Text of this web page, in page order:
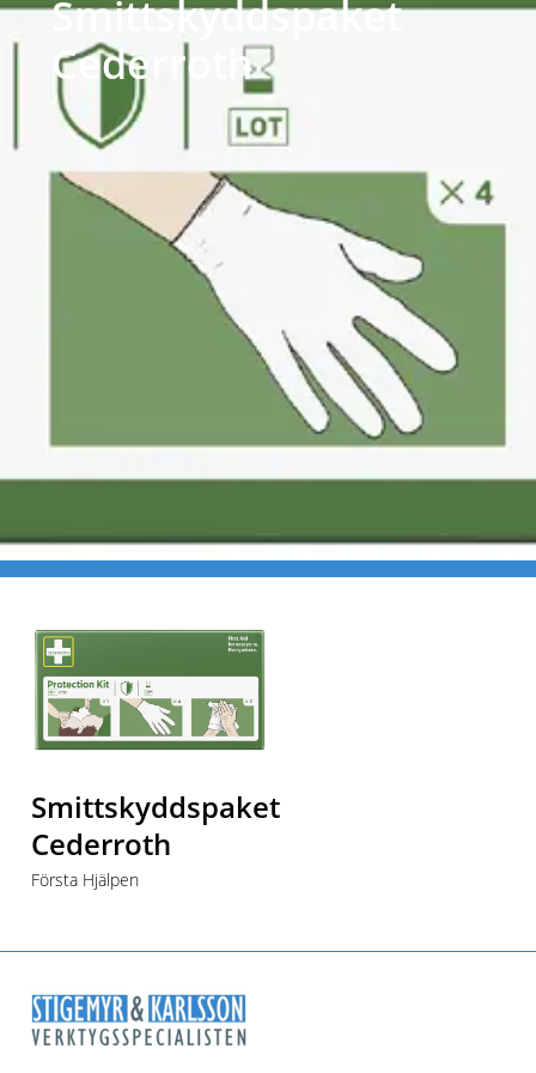
Smittskyddspaket
Cederroth
StartProdukterFörsta HjälpenSmittskyddspaket Cederroth
Smittskyddspaket
Cederroth
Första Hjälpen